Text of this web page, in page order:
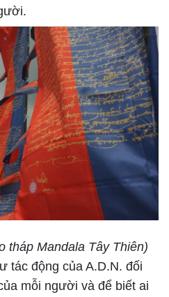
tháp Mandala Tây Thiên)
tác động của A.D.N. đối
mỗi người và để biết ai